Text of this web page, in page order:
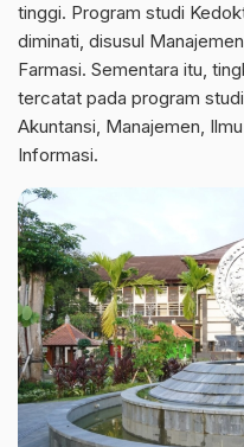
tinggi. Program studi
diminati, disusul
Farmasi. Sementara itu,
tercatat pada program
Akuntansi, Manajemen,
Informasi.